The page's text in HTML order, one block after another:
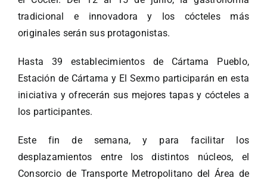
tradicional e innovadora y los cócteles más
originales serán sus protagonistas.
Hasta 39 establecimientos de Cártama Pueblo,
Estación de Cártama y El Sexmo participarán en esta
iniciativa y ofrecerán sus mejores tapas y cócteles a
los participantes.
Este fin de semana, y para facilitar los
desplazamientos entre los distintos núcleos, el
Consorcio de Transporte Metropolitano del Área de